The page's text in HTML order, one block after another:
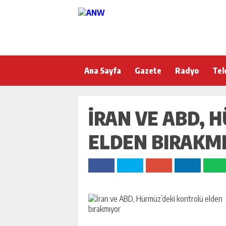
Ana Sayfa Gazete Radyo
İRAN VE ABD,
ELDEN